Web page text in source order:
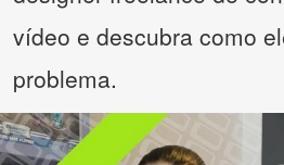
vídeo e descubra como
problema.